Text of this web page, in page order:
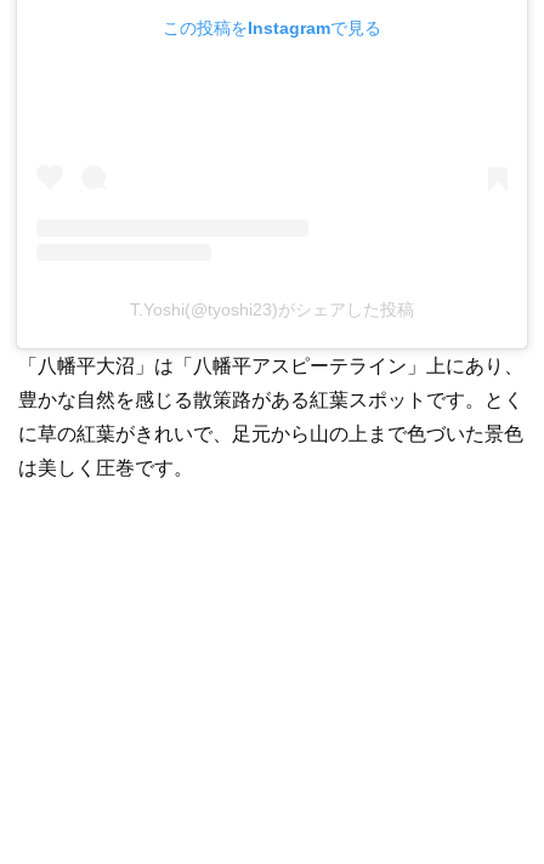
この投稿をInstagramで見る
T.Yoshi(@tyoshi23)がシェアした投稿
「八幡平大沼」は「八幡平アスピーテライン」上にあり、
豊かな自然を感じる散策路がある紅葉スポットです。とく
に草の紅葉がきれいで、足元から山の上まで色づいた景色
は美しく圧巻です。